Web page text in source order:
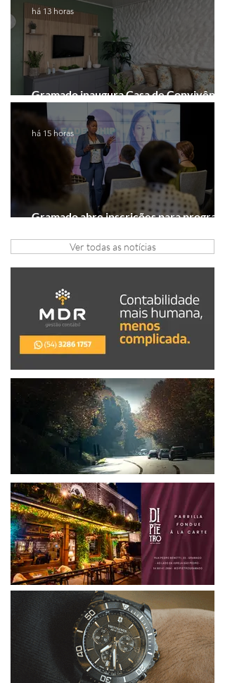
Gramado inaugura Casa de Convivência
dedicada às mulheres
há 13 horas
Gramado abre inscrições para programa
há 15 horas
Ver todas as notícias